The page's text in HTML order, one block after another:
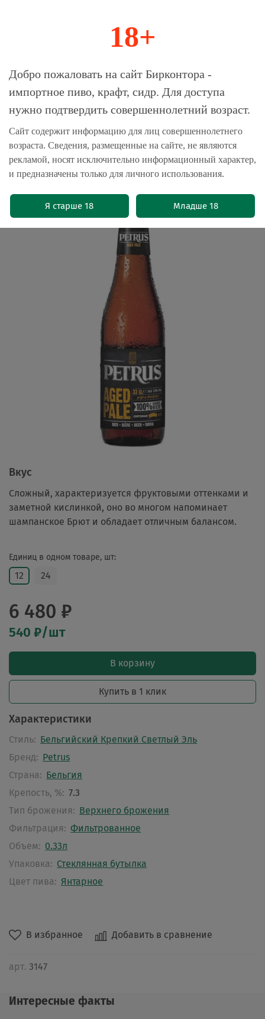
Магазин-Склад импортного пива, крафта и
Главная Пиво импортное
Пиво Петрюс Эйджд Пэйл / Petrus
Aged Pale 0.33 - стекло
В избранное Добавить в сравнение
арт. 3147
Единиц в одном товаре, шт:
12 24
6 480 ₽
540 ₽/шт
В корзину
Купить в 1 клик
Характеристики
Стиль: Бельгийский Крепкий Светлый Эль
Бренд: Petrus
Страна: Бельгия
Крепость, %: 7.3
Тип брожения: Верхнего брожения
Фильтрация: Фильтрованное
Объем: 0.33л
Упаковка: Стеклянная бутылка
Цвет пива: Янтарное
Вкус
Сложный, характеризуется фруктовыми оттенками и
заметной кислинкой, оно во многом напоминает
шампанское Брют и обладает отличным балансом.
Интересные факты
18+
Добро пожаловать на сайт Бирконтора -
импортное пиво, крафт, сидр. Для доступа
нужно подтвердить совершеннолетний возраст.
Сайт содержит информацию для лиц совершеннолетнего
возраста. Сведения, размещенные на сайте, не являются
рекламой, носят исключительно информационный характер,
и предназначены только для личного использования.
Я старше 18 Младше 18